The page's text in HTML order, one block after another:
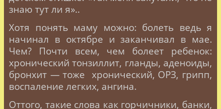
знаю тут ли я»..
Хотя понять маму можно: болеть ведь я
начинал в октябре и заканчивал в мае.
Чем? Почти всем, чем болеет ребенок:
хронический тонзиллит, гланды, аденоиды,
бронхит — тоже хронический, ОРЗ, грипп,
воспаление легких, ангина.
Оттого, такие слова как горчичники, банки,